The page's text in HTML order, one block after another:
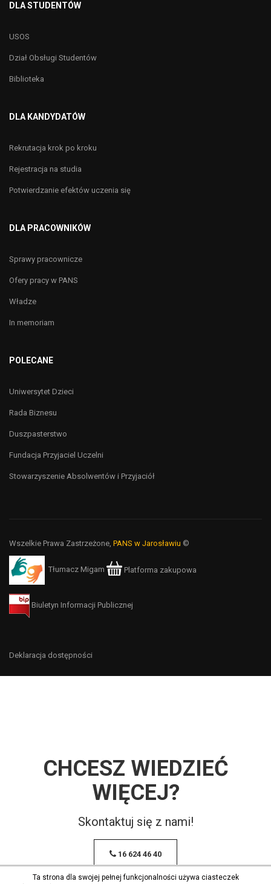
DLA STUDENTÓW
USOS
Dział Obsługi Studentów
Biblioteka
DLA KANDYDATÓW
Rekrutacja krok po kroku
Rejestracja na studia
Potwierdzanie efektów uczenia się
DLA PRACOWNIKÓW
Sprawy pracownicze
Ofery pracy w PANS
Władze
In memoriam
POLECANE
Uniwersytet Dzieci
Rada Biznesu
Duszpasterstwo
Fundacja Przyjaciel Uczelni
Stowarzyszenie Absolwentów i Przyjaciół
Wszelkie Prawa Zastrzeżone, PANS w Jarosławiu ©
Tłumacz Migam Platforma zakupowa
Biuletyn Informacji Publicznej
Deklaracja dostępności
CHCESZ WIEDZIEĆ
WIĘCEJ?
Skontaktuj się z nami!
16 624 46 40
Ta strona dla swojej pełnej funkcjonalności używa ciasteczek